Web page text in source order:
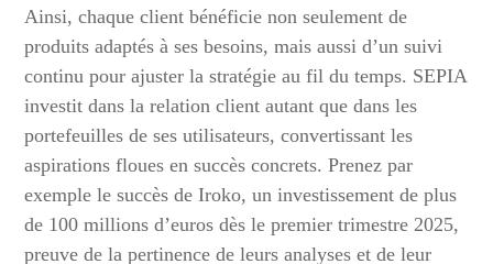
Ainsi, chaque client bénéficie non seulement de
produits adaptés à ses besoins, mais aussi d’un suivi
continu pour ajuster la stratégie au fil du temps. SEPIA
investit dans la relation client autant que dans les
portefeuilles de ses utilisateurs, convertissant les
aspirations floues en succès concrets. Prenez par
exemple le succès de Iroko, un investissement de plus
de 100 millions d’euros dès le premier trimestre 2025,
preuve de la pertinence de leurs analyses et de leur